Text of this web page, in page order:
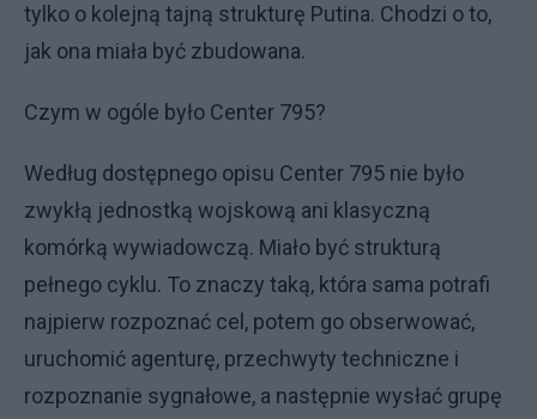
tylko o kolejną tajną strukturę Putina. Chodzi o to,
jak ona miała być zbudowana.
Czym w ogóle było Center 795?
Według dostępnego opisu Center 795 nie było
zwykłą jednostką wojskową ani klasyczną
komórką wywiadowczą. Miało być strukturą
pełnego cyklu. To znaczy taką, która sama potrafi
najpierw rozpoznać cel, potem go obserwować,
uruchomić agenturę, przechwyty techniczne i
rozpoznanie sygnałowe, a następnie wysłać grupę